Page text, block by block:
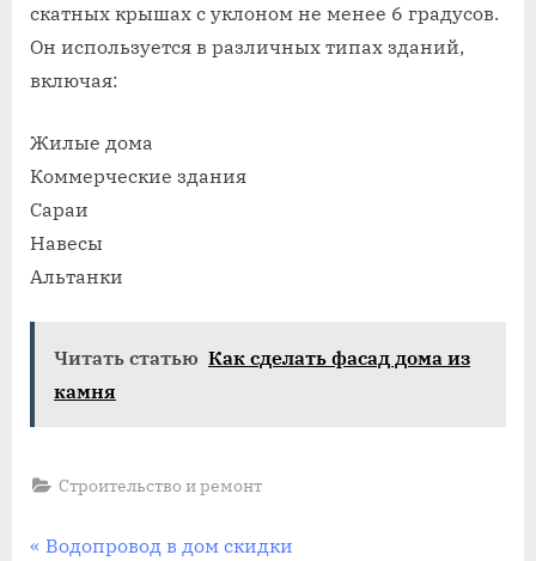
скатных крышах с уклоном не менее 6 градусов.
Он используется в различных типах зданий,
включая:
Жилые дома
Коммерческие здания
Сараи
Навесы
Альтанки
Читать статью Как сделать фасад дома из
камня
Строительство и ремонт
Навигация
П
Водопровод в дом скидки